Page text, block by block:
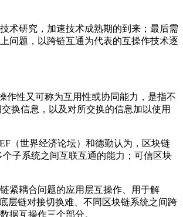
术研究，加速技术成熟期的到来；最后需
问题，以跨链互通为代表的互操作技术逐
作性又可称为互用性或协同能力，是指不
换信息，以及对所交换的信息加以使用
（世界经济论坛）和德勤认为，区块链
子系统之间互联互通的能力；可信区块
紧耦合问题的应用层互操作、用于解
层链对接切换难、不同区块链系统之间跨
据互操作三个部分。